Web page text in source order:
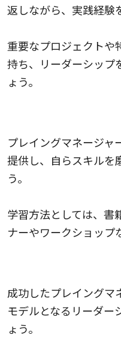
返しながら、実践経験
重要なプロジェクトや
持ち、リーダーシップ
ょう。
プレイングマネージャ
提供し、自らスキルを
う。
学習方法としては、書
ナーやワークショップ
成功したプレイングマ
モデルとなるリーダー
ょう。